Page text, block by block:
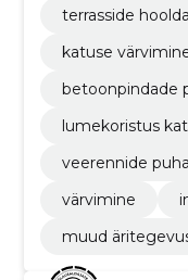
terrasside
katuse
betoonpindade
lumekoristus
veerennide
värvimine
muud